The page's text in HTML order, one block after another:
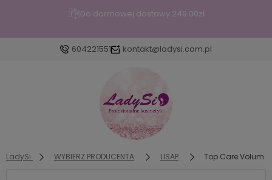
Do darmowej dostawy:249.00zł
604221551 kontakt@ladysi.com.pl
Zaloguj się
Załóż konto
LadySi WYBIERZ PRODUCENTA LISAP Top Care Volume